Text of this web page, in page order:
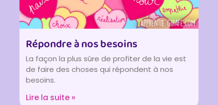
Répondre à nos besoins
La façon la plus sûre de profiter de la vie est
de faire des choses qui répondent à nos
besoins.
Lire la suite »